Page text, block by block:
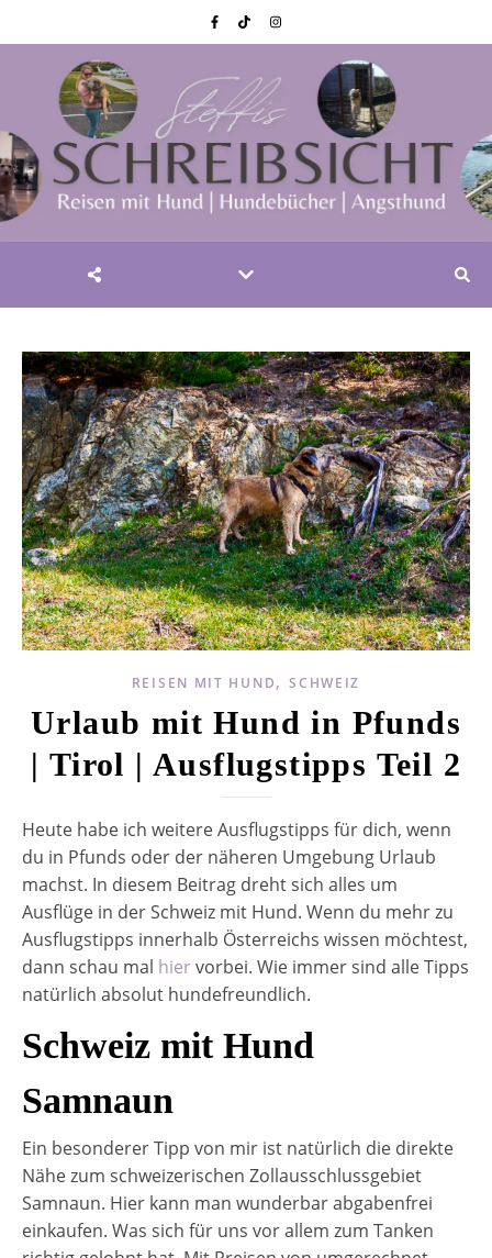
REISEN MIT HUND,SCHWEIZ
Urlaub mit Hund in Pfunds
| Tirol | Ausflugstipps Teil 2
Heute habe ich weitere Ausflugstipps für dich, wenn
du in Pfunds oder der näheren Umgebung Urlaub
machst. In diesem Beitrag dreht sich alles um
Ausflüge in der Schweiz mit Hund. Wenn du mehr zu
Ausflugstipps innerhalb Österreichs wissen möchtest,
dann schau mal hiervorbei. Wie immer sind alle Tipps
natürlich absolut hundefreundlich.
Schweiz mit Hund
Samnaun
Ein besonderer Tipp von mir ist natürlich die direkte
Nähe zum schweizerischen Zollausschlussgebiet
Samnaun. Hier kann man wunderbar abgabenfrei
einkaufen. Was sich für uns vor allem zum Tanken